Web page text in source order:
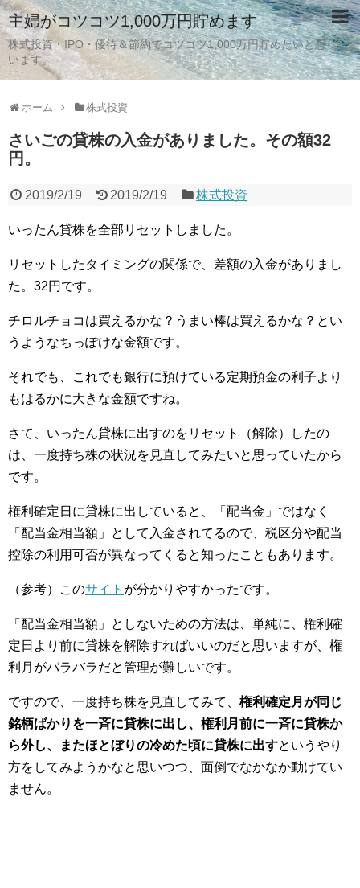
主婦がコツコツ1,000万円貯めます
株式投資・IPO・優待＆節約でコツコツ1,000万円貯めたいと思
います。
ホーム 株式投資
さいごの貸株の入金がありました。その額32
円。
2019/2/19 2019/2/19 株式投資
いったん貸株を全部リセットしました。
リセットしたタイミングの関係で、差額の入金がありまし
た。32円です。
チロルチョコは買えるかな？うまい棒は買えるかな？とい
うようなちっぽけな金額です。
それでも、これでも銀行に預けている定期預金の利子より
もはるかに大きな金額ですね。
さて、いったん貸株に出すのをリセット（解除）したの
は、一度持ち株の状況を見直してみたいと思っていたから
です。
権利確定日に貸株に出していると、「配当金」ではなく
「配当金相当額」として入金されてるので、税区分や配当
控除の利用可否が異なってくると知ったこともあります。
（参考）このサイト が分かりやすかったです。
「配当金相当額」としないための方法は、単純に、権利確
定日より前に貸株を解除すればいいのだと思いますが、権
利月がバラバラだと管理が難しいです。
ですので、一度持ち株を見直してみて、 権利確定月が同じ
銘柄ばかりを一斉に貸株に出し、権利月前に一斉に貸株か
ら外し、またほとぼりの冷めた頃に貸株に出すというやり
方をしてみようかなと思いつつ、面倒でなかなか動けてい
ません。